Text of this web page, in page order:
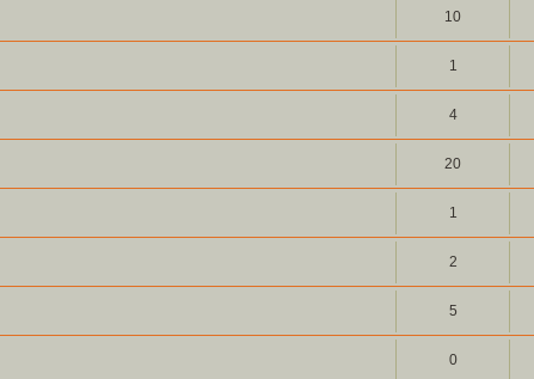
10
1
4
20
1
2
5
0